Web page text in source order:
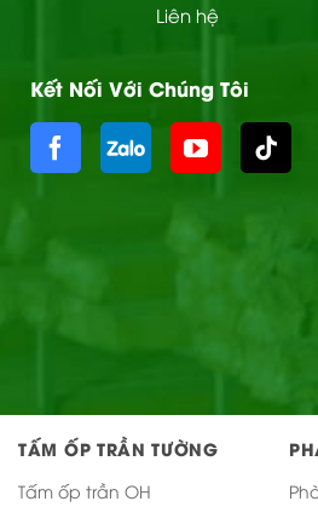
Liên hệ
Kết Nối Với Chúng Tôi
TẤM ỐP TRẦN TƯỜNG
Tấm ốp trần OH